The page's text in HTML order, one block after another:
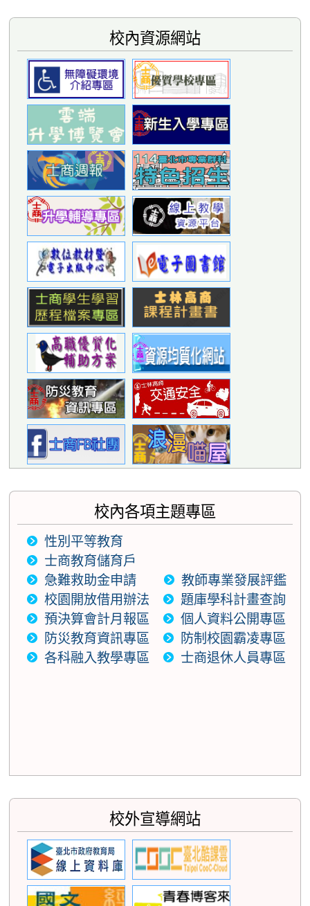
校內各項主題專區
性別平等教育
士商教育儲育戶
急難救助金申請
教師專業發展評鑑
校園開放借用辦法
題庫學科計畫查詢
預決算會計月報區
個人資料公開專區
防災教育資訊專區
防制校園霸凌專區
各科融入教學專區
士商退休人員專區
校內資源網站
校外宣導網站